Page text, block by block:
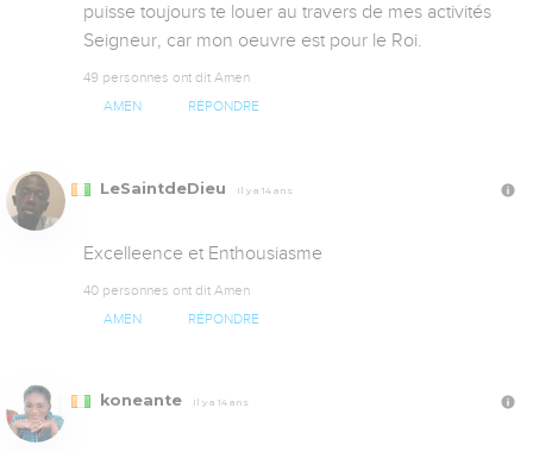
puisse toujours te louer au travers de mes activités
Seigneur, car mon oeuvre est pour le Roi.
49 personnes ont dit Amen
AMEN RÉPONDRE
LeSaintdeDieu Il y a 14 ans
Excelleence et Enthousiasme
40 personnes ont dit Amen
AMEN RÉPONDRE
koneante Il y a 14 ans